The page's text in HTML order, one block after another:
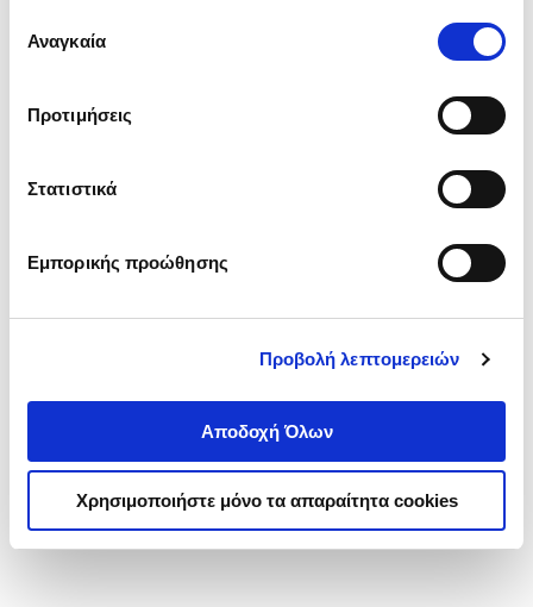
ενδιαφέρουν και να επιλέξετε από τα παρακάτω με την
΄΄και να ενημερωθείτε σχετικά με
συγκατάθεσης
Αναγκαία
Προτιμήσεις
Στατιστικά
Εμπορικής προώθησης
Προβολή λεπτομερειών
Αποδοχή Όλων
Χρησιμοποιήστε μόνο τα απαραίτητα cookies